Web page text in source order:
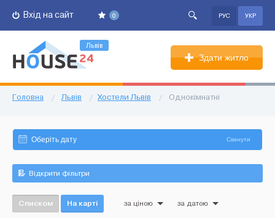
0
Вхід на сайт РУС УКР
Львів
Здати житло
Головна / Львів / Хостели Львів / Однокімнатні
Скинути
Відкрити фільтри
Списком На карті за ціною за датою